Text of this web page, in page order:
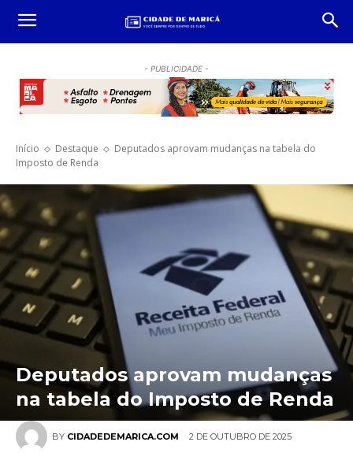
- PUBLICIDADE -
Início Destaque
Deputados aprovam mudanças na tabela do
Imposto de Renda
BY CIDADEDEMARICA.COM 2 DE OUTUBRO DE 2025
Deputados aprovam mudanças
na tabela do Imposto de Renda